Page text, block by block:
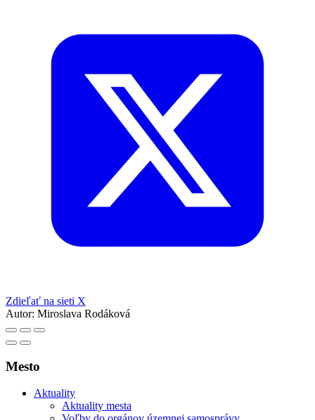
Zdieľať na sieti X
Autor: Miroslava Rodáková
Mesto
Aktuality
Aktuality mesta